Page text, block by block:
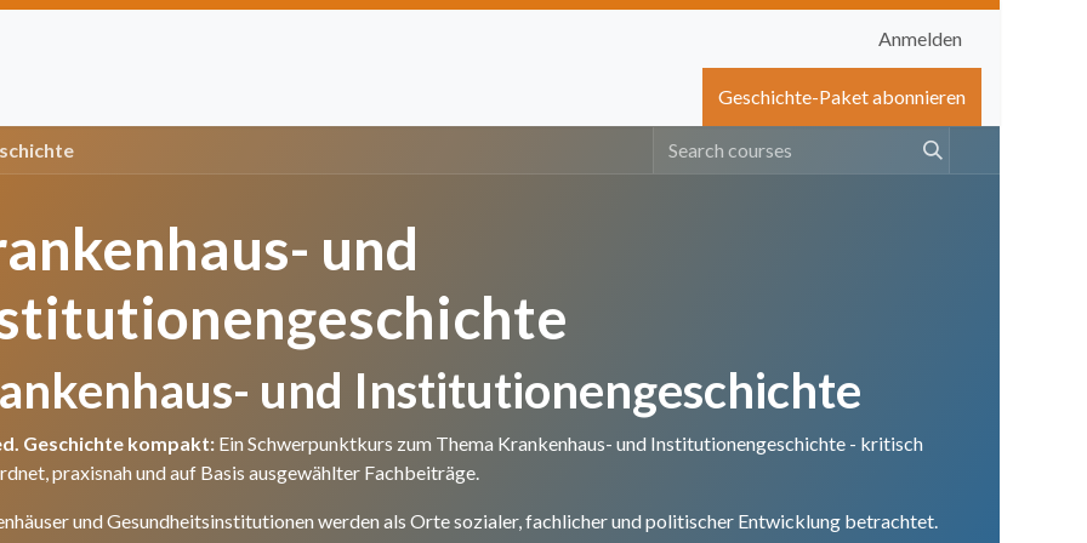
Anmelden
Hilfe
Geschichte-Paket abonnieren
und
und Institutionengeschichte
Geschichte kompakt: Ein Schwerpunktkurs zum Thema Krankenhaus- und Institutionengeschichte - kritisch
praxisnah und auf Basis ausgewählter Fachbeiträge.
und Gesundheitsinstitutionen werden als Orte sozialer, fachlicher und politischer Entwicklung betrachtet.